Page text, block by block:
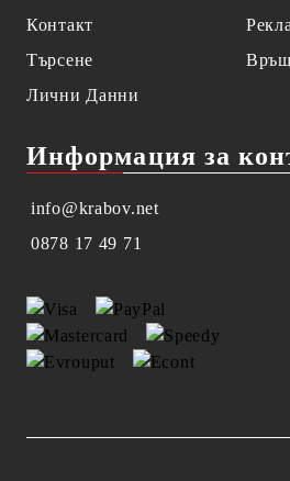
Контакт
Търсене
Лични Данни
Информация за
info@krabov.net
0878 17 49 71